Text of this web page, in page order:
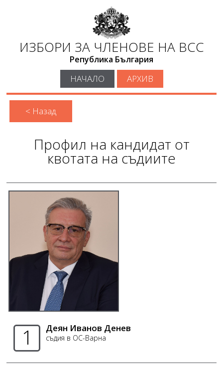
ИЗБОРИ ЗА ЧЛЕНОВЕ НА ВСС
Република България
НАЧАЛО АРХИВ
< Назад
Профил на кандидат от
квотата на съдиите
1 Деян Иванов Денев
съдия в ОС-Варна